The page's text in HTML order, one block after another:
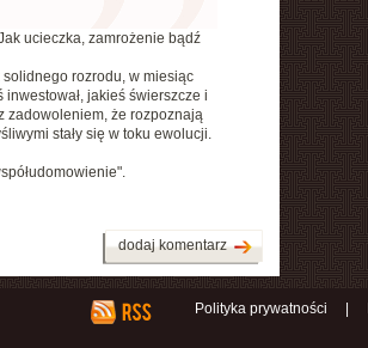
ucieczka, zamrożenie bądź
solidnego rozrodu, w miesiąc
jakieś świerszcze i
zadowoleniem, że rozpoznają
stały się w toku ewolucji.
dodaj komentarz
Polityka prywatności